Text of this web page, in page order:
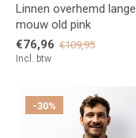
Linnen overhemd lange
mouw old pink
€76,96 €109,95
Incl. btw
-30%